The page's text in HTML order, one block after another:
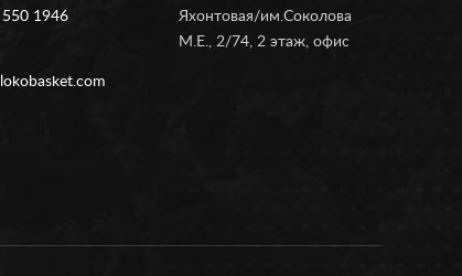
1946
Яхонтовая/им.Соколова
М.Е., 2/74, 2 этаж, офис